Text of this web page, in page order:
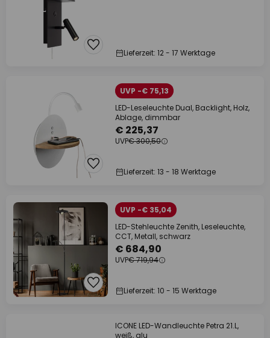
Lieferzeit: 12 - 17 Werktage
UVP -€ 75,13
LED-Leseleuchte Dual, Backlight, Holz,
Ablage, dimmbar
€ 225,37
UVP€ 300,50
Lieferzeit: 13 - 18 Werktage
UVP -€ 35,04
LED-Stehleuchte Zenith, Leseleuchte,
CCT, Metall, schwarz
€ 684,90
UVP€ 719,94
Lieferzeit: 10 - 15 Werktage
ICONE LED-Wandleuchte Petra 21.L,
weiß, alu